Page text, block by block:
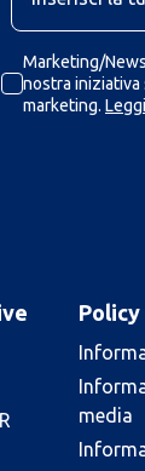
Marketing/
nostra iniziativa
marketing.
Policy
media